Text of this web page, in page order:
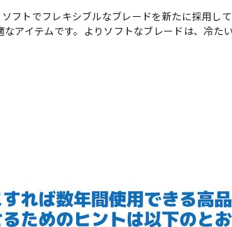
フトでフレキシブルなブレードを新たに採用し
アイテムです。よりソフトなブレードは、冷た